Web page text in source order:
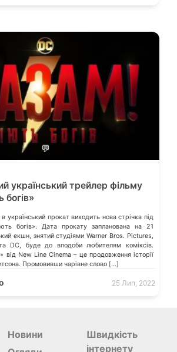
💬
український трейлер фільму
український прокат виходить нова стрічка під
богів». Дата прокату запланована на 21
екшн, знятий студіями Warner Bros. Pictures,
DC, буде до вподоби любителям коміксів.
від New Line Cinema – це продовження історії
Промовивши чарівне слово […]
25 Лип, 2022
Новини
Швидкість
інтернету